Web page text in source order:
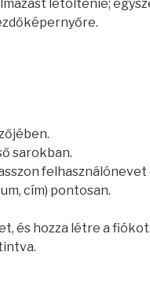
letöltenie;
sarokban.
felhasználónevet
cím) pontosan.
és hozza létre a fiókot.